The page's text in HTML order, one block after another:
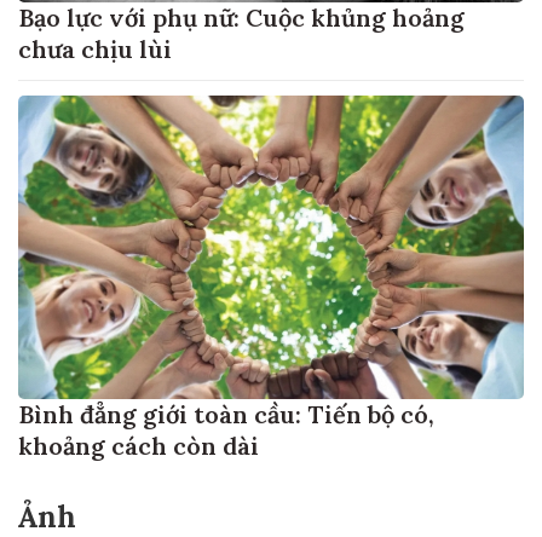
Bạo lực với phụ nữ: Cuộc khủng hoảng
chưa chịu lùi
Bình đẳng giới toàn cầu: Tiến bộ có,
khoảng cách còn dài
Ảnh